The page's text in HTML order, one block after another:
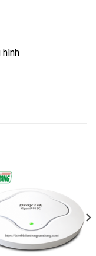
hình